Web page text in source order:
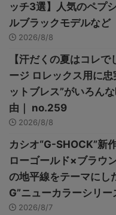
ッチ3選】人気のペプ
ルブラックモデルなど
2026/8/8
【汗だくの夏はコレ
ージ ロレックス用に
ットブレス”がいろん
由｜ no.259
2026/8/8
カシオ“G-SHOCK”新
ローゴールド×ブラウ
の地平線をテーマにし
G”ニューカラーシリー
2026/8/7